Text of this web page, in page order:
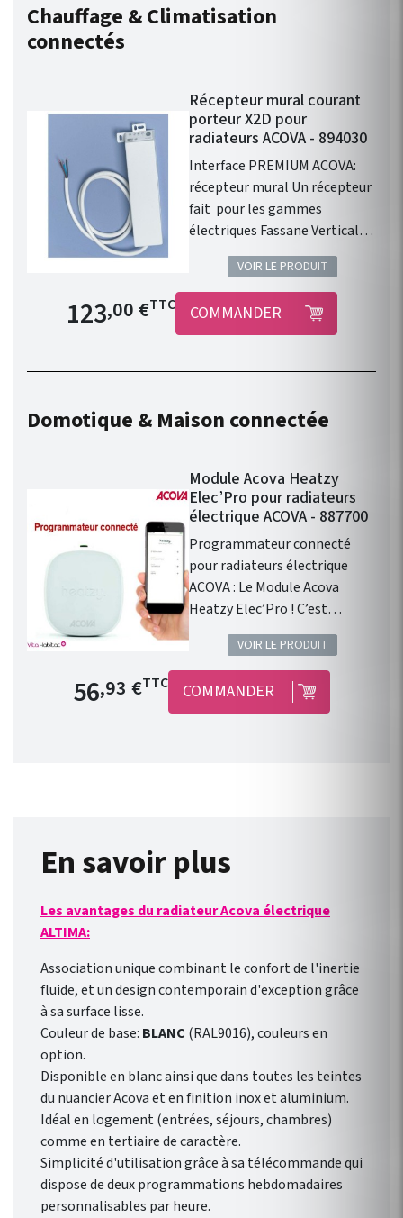
Chauffage & Climatisation
connectés
Récepteur mural courant
porteur X2D pour
radiateurs ACOVA - 894030
Interface PREMIUM ACOVA:
récepteur mural Un récepteur
fait pour les gammes
électriques Fassane Vertical,
Vuelta, Regate, Regate
status, Cala et Atoll de chez
ACOVA. Permet à votre
radiateur de communiquer
avec la centrale de
récepteur par radiateur.
VOIR LE PRODUIT
Prix de base
123,00 €TTC COMMANDER
Domotique & Maison connectée
Module Acova Heatzy
Elec’Pro pour radiateurs
électrique ACOVA - 887700
Programmateur connecté
pour radiateurs électrique
ACOVA : Le Module Acova
Heatzy Elec’Pro ! C’est
l’accessoire qui vous
permettra de transformer les
radiateurs électriques équipés
d’un fil pilote en produits
connectés : jusqu’à 3
équipé d’un fil pilote. Il est
compatible avec une nouvelle
déjà installés ! Connexion
Pilotage des radiateurs de
l’extérieur comme de
gratuite pour smartphone
économie d’énergie !
Programmation
hebdomadaire
personnalisable selon votre
rythme de vie !
VOIR LE PRODUIT
Prix de base
56,93 €TTC COMMANDER
En savoir plus
Les avantages du radiateur Acova électrique
ALTIMA:
Association unique combinant le confort de l'inertie
fluide, et un design contemporain d'exception grâce
à sa surface lisse.
Couleur de base: BLANC (RAL9016), couleurs en
option.
Disponible en blanc ainsi que dans toutes les teintes
du nuancier Acova et en finition inox et aluminium.
Idéal en logement (entrées, séjours, chambres)
comme en tertiaire de caractère.
Simplicité d'utilisation grâce à sa télécommande qui
dispose de deux programmations hebdomadaires
personnalisables par heure.